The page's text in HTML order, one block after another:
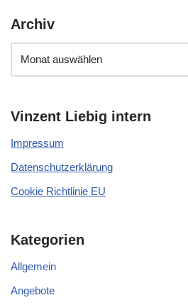
Archiv
Vinzent Liebig intern
Impressum
Datenschutzerklärung
Cookie Richtlinie EU
Kategorien
Allgemein
Angebote